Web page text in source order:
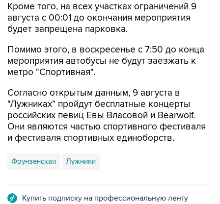
Кроме того, на всех участках ограничений 9
августа с 00:01 до окончания мероприятия
будет запрещена парковка.
Помимо этого, в воскресенье с 7:50 до конца
мероприятия автобусы не будут заезжать к
метро "Спортивная".
Согласно открытым данным, 9 августа в
"Лужниках" пройдут бесплатные концерты
российских певиц Евы Власовой и Bearwolf.
Они являются частью спортивного фестиваля
и фестиваля спортивных единоборств.
Фрунзенская Лужники
Купить подписку на профессиональную ленту